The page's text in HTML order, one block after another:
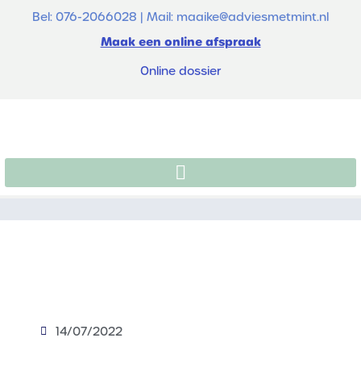
Bel: 076-2066028 | Mail: maaike@adviesmetmint.nl
Maak een online afspraak
Online dossier
14/07/2022